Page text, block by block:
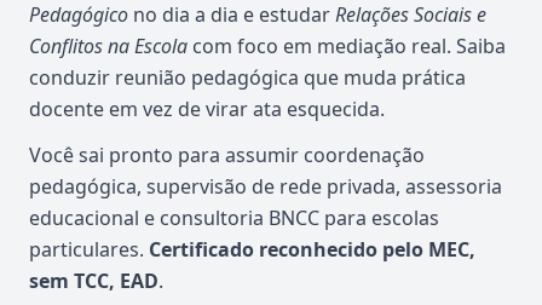
Pedagógico no dia a dia e estudarRelações Sociais e
Conflitos na Escola com foco em mediação real. Saiba
conduzir reunião pedagógica que muda prática
docente em vez de virar ata esquecida.
Você sai pronto para assumir coordenação
pedagógica, supervisão de rede privada, assessoria
educacional e consultoria BNCC para escolas
particulares. Certificado reconhecido pelo MEC,
sem TCC, EAD.